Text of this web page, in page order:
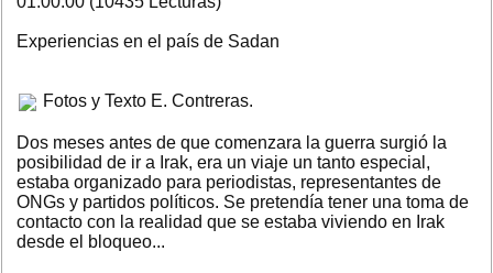
Experiencias en el país de Sadan
Fotos y Texto E. Contreras.
Dos meses antes de que comenzara la guerra surgió la
posibilidad de ir a Irak, era un viaje un tanto especial,
estaba organizado para periodistas, representantes de
ONGs y partidos políticos. Se pretendía tener una toma de
contacto con la realidad que se estaba viviendo en Irak
desde el bloqueo...